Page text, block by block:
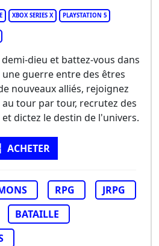
XBOX SERIES X PLAYSTATION 5
dieu et battez-vous dans
guerre entre des êtres
nouveaux alliés, rejoignez
tour par tour, recrutez des
dictez le destin de l'univers.
ACHETER
RPG
JRPG
BATAILLE